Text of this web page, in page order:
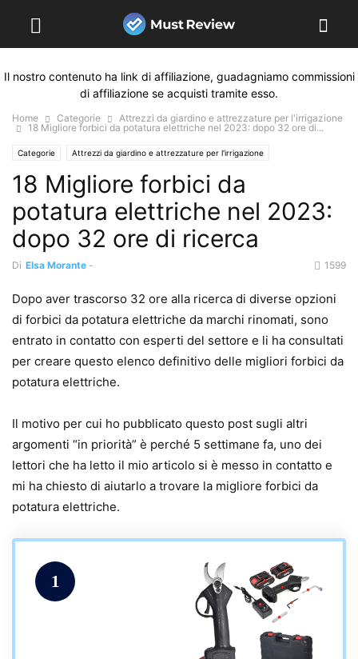
Il nostro contenuto ha link di affiliazione, guadagniamo commissioni
di affiliazione se acquisti tramite esso.
Home Categorie
Attrezzi da giardino e attrezzature per l'irrigazione
18 Migliore forbici da potatura elettriche nel 2023: dopo 32 ore di...
Categorie Attrezzi da giardino e attrezzature per l'irrigazione
18 Migliore forbici da
potatura elettriche nel 2023:
dopo 32 ore di ricerca
Di Elsa Morante - 1599
Dopo aver trascorso 32 ore alla ricerca di diverse opzioni
di forbici da potatura elettriche da marchi rinomati, sono
entrato in contatto con esperti del settore e li ha consultati
per creare questo elenco definitivo delle migliori forbici da
potatura elettriche.
Il motivo per cui ho pubblicato questo post sugli altri
argomenti “in priorità” è perché 5 settimane fa, uno dei
lettori che ha letto il mio articolo si è messo in contatto e
mi ha chiesto di aiutarlo a trovare la migliore forbici da
potatura elettriche.
1